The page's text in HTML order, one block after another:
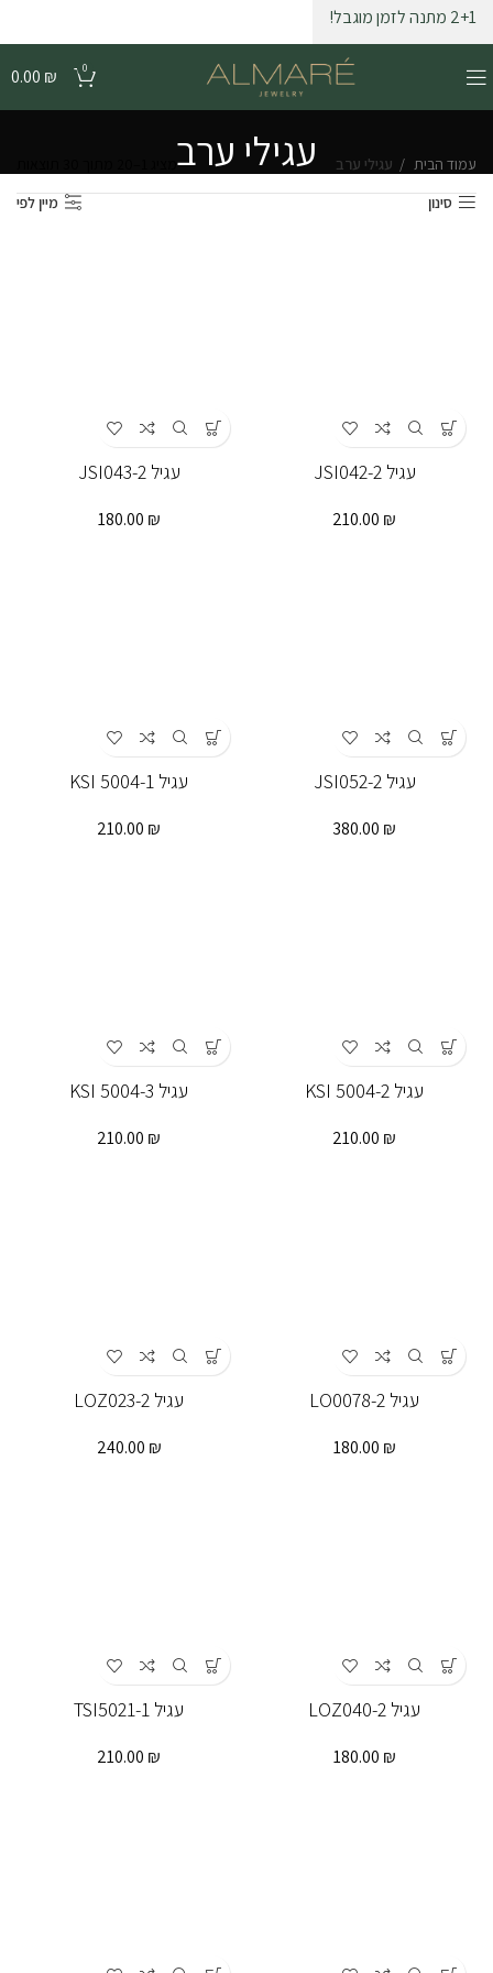
0
0.00 ₪
עגילי ערב עמוד הבית עגילי ערב
סינון
מיין לפי
עגיל JSI042-2
210.00 ₪
עגיל JSI043-2
180.00 ₪
עגיל JSI052-2
380.00 ₪
עגיל KSI 5004-1
210.00 ₪
עגיל KSI 5004-2
210.00 ₪
עגיל KSI 5004-3
210.00 ₪
עגיל LO0078-2
180.00 ₪
עגיל LOZ023-2
240.00 ₪
עגיל LOZ040-2
180.00 ₪
עגיל TSI5021-1
210.00 ₪
2+1 מתנה לזמן מוגבל!